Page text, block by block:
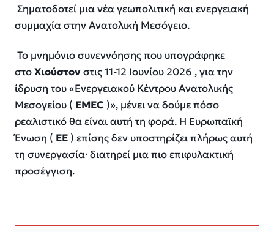
Σηματοδοτεί μια νέα γεωπολιτική και ενεργειακή
συμμαχία στην Ανατολική Μεσόγειο.
Το μνημόνιο συνεννόησης που υπογράφηκε
στοΧιούστονστις 11-12 Ιουνίου 2026 , για την
ίδρυση του «Ενεργειακού Κέντρου Ανατολικής
Μεσογείου ( EMEC )», μένει να δούμε πόσο
ρεαλιστικό θα είναι αυτή τη φορά. Η Ευρωπαϊκή
Ένωση ( ΕΕ ) επίσης δεν υποστηρίζει πλήρως αυτή
τη συνεργασία· διατηρεί μια πιο επιφυλακτική
προσέγγιση.